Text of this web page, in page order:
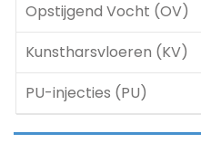
Opstijgend Vocht (OV)
Kunstharsvloeren (KV)
PU-injecties (PU)